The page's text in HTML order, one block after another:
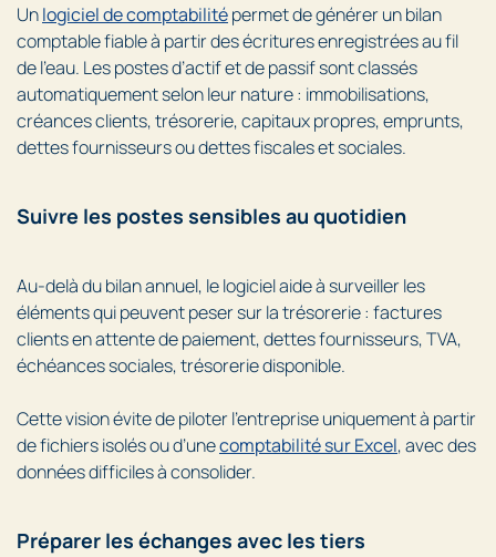
Unlogiciel de comptabilitépermet de générer un bilan
comptable fiable à partir des écritures enregistrées au fil
de l’eau. Les postes d’actif et de passif sont classés
automatiquement selon leur nature : immobilisations,
créances clients, trésorerie, capitaux propres, emprunts,
dettes fournisseurs ou dettes fiscales et sociales.
Suivre les postes sensibles au quotidien
Au-delà du bilan annuel, le logiciel aide à surveiller les
éléments qui peuvent peser sur la trésorerie : factures
clients en attente de paiement, dettes fournisseurs, TVA,
échéances sociales, trésorerie disponible.
Cette vision évite de piloter l’entreprise uniquement à partir
de fichiers isolés ou d’unecomptabilité sur Excel, avec des
données difficiles à consolider.
Préparer les échanges avec les tiers